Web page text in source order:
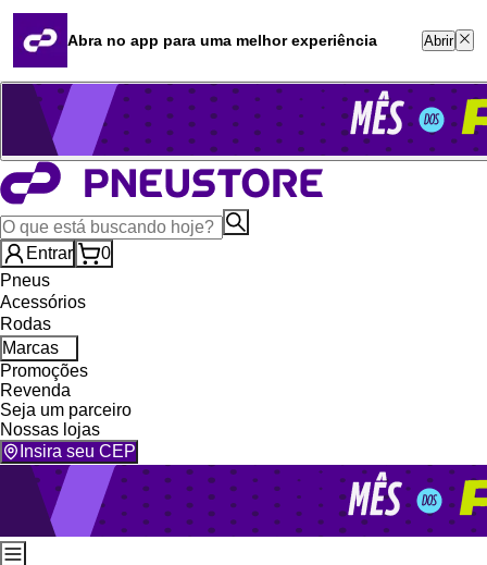
Quero revender
Blog
Whatsapp (16) 99764-8401
Televendas (47) 3046-2551
Entrar
0
Pneus
Acessórios
Rodas
Marcas
Promoções
Revenda
Seja um parceiro
Nossas lojas
Insira seu CEP
Abra no app para uma melhor experiência Abrir